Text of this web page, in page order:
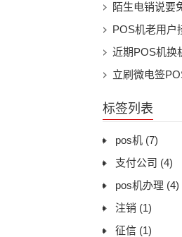
机前先看懂这
陌生电销说要
服换机骗局提
POS机老用户
看懂防骗要点
近期POS机换
销升级、押金
立刷微电签
标签列表
pos机 (7)
支付公司 (4)
pos机办理 (4)
注销 (1)
征信 (1)